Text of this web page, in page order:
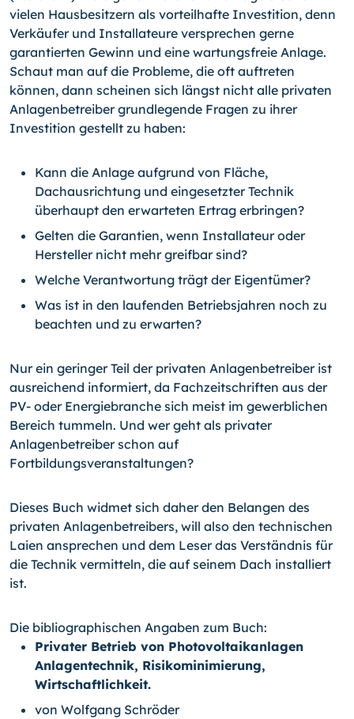
vielen Hausbesitzern als vorteilhafte Investition, denn
Verkäufer und Installateure versprechen gerne
garantierten Gewinn und eine wartungsfreie Anlage.
Schaut man auf die Probleme, die oft auftreten
können, dann scheinen sich längst nicht alle privaten
Anlagenbetreiber grundlegende Fragen zu ihrer
Investition gestellt zu haben:
Kann die Anlage aufgrund von Fläche,
Dachausrichtung und eingesetzter Technik
überhaupt den erwarteten Ertrag erbringen?
Gelten die Garantien, wenn Installateur oder
Hersteller nicht mehr greifbar sind?
Welche Verantwortung trägt der Eigentümer?
Was ist in den laufenden Betriebsjahren noch zu
beachten und zu erwarten?
Nur ein geringer Teil der privaten Anlagenbetreiber ist
ausreichend informiert, da Fachzeitschriften aus der
PV- oder Energiebranche sich meist im gewerblichen
Bereich tummeln. Und wer geht als privater
Anlagenbetreiber schon auf
Fortbildungsveranstaltungen?
Dieses Buch widmet sich daher den Belangen des
privaten Anlagenbetreibers, will also den technischen
Laien ansprechen und dem Leser das Verständnis für
die Technik vermitteln, die auf seinem Dach installiert
ist.
Die bibliographischen Angaben zum Buch:
Privater Betrieb von Photovoltaikanlagen
Anlagentechnik, Risikominimierung,
Wirtschaftlichkeit.
von Wolfgang Schröder